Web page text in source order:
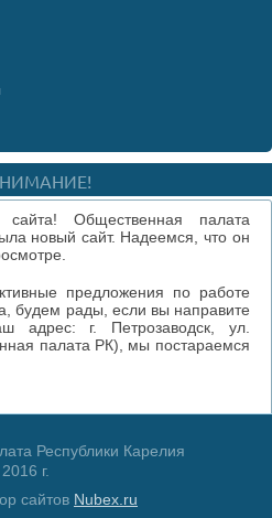
сайта! Общественная палата
новый сайт. Надеемся, что он
предложения по работе
будем рады, если вы направите
адрес: г. Петрозаводск, ул.
палата РК), мы постараемся
Республики Карелия
2016 г.
сайтов Nubex.ru